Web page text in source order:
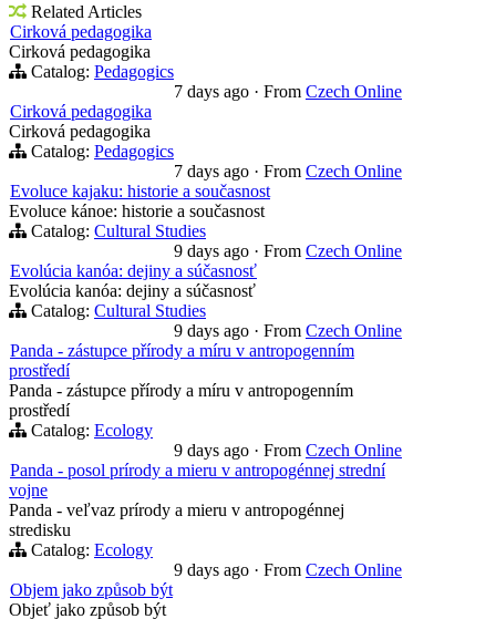
Related Articles
Cirková pedagogika
Cirková pedagogika
Catalog: Pedagogics
7 days ago · From Czech Online
Cirková pedagogika
Cirková pedagogika
Catalog: Pedagogics
7 days ago · From Czech Online
Evoluce kajaku: historie a současnost
Evoluce kánoe: historie a současnost
Catalog: Cultural Studies
9 days ago · From Czech Online
Evolúcia kanóa: dejiny a súčasnosť
Evolúcia kanóa: dejiny a súčasnosť
Catalog: Cultural Studies
9 days ago · From Czech Online
Panda - zástupce přírody a míru v antropogenním
prostředí
Panda - zástupce přírody a míru v antropogenním
prostředí
Catalog: Ecology
9 days ago · From Czech Online
Panda - posol prírody a mieru v antropogénnej strední
vojne
Panda - veľvaz prírody a mieru v antropogénnej
stredisku
Catalog: Ecology
9 days ago · From Czech Online
Objem jako způsob být
Objeť jako způsob být